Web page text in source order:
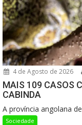
4 de Agosto de 2026
MAIS 109 CASOS
CABINDA
A província angolana
Sociedade